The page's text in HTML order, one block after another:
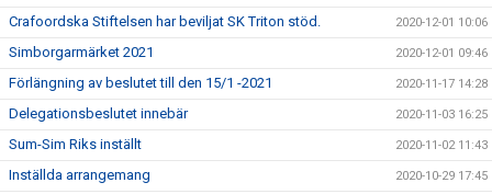
Crafoordska Stiftelsen har beviljat SK Triton stöd. 2020-12-01 10:06
Simborgarmärket 2021 2020-12-01 09:46
Förlängning av beslutet till den 15/1 -2021 2020-11-17 14:28
Delegationsbeslutet innebär 2020-11-03 16:25
Sum-Sim Riks inställt 2020-11-02 11:43
Inställda arrangemang 2020-10-29 17:45